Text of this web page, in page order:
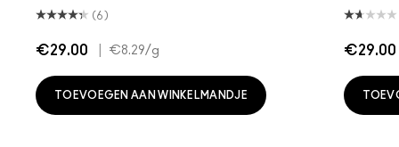
(6)
€29.00 €8.29/g
TOEVOEGEN AAN WINKELMANDJE
€29.00